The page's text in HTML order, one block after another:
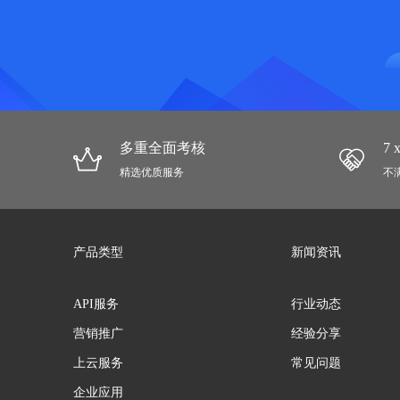
多重全面考核
精选优质服务
7
不
产品类型
API服务
营销推广
上云服务
企业应用
新闻资讯
行业动态
经验分享
常见问题